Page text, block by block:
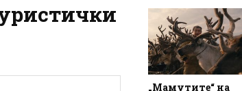
„Мамутите“ на